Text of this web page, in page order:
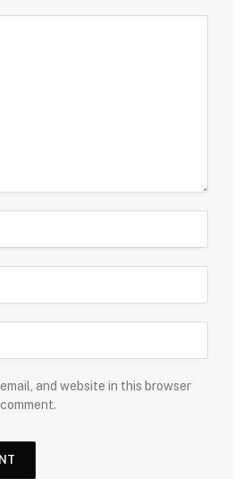
and website in this browser